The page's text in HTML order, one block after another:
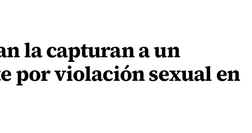
la capturan a un
por violación sexual en